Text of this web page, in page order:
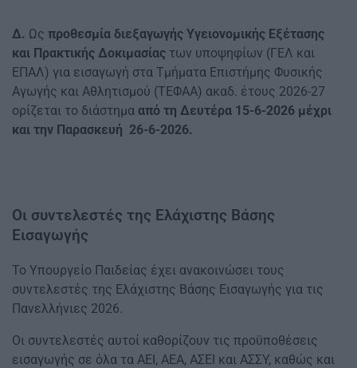
Δ. Ως προθεσμία διεξαγωγής Υγειονομικής Εξέτασης
και Πρακτικής Δοκιμασίας των υποψηφίων (ΓΕΛ και
ΕΠΑΛ) για εισαγωγή στα Τμήματα Επιστήμης Φυσικής
Αγωγής και Αθλητισμού (ΤΕΦΑΑ) ακαδ. έτους 2026-27
ορίζεται το διάστημα από τη Δευτέρα 15-6-2026 μέχρι
και την Παρασκευή 26-6-2026.
Οι συντελεστές της Ελάχιστης Βάσης
Εισαγωγής
Το Υπουργείο Παιδείας έχει ανακοινώσει τους
συντελεστές της Ελάχιστης Βάσης Εισαγωγής για τις
Πανελλήνιες 2026.
Οι συντελεστές αυτοί καθορίζουν τις προϋποθέσεις
εισαγωγής σε όλα τα ΑΕΙ, ΑΕΑ, ΑΣΕΙ και ΑΣΣΥ, καθώς και